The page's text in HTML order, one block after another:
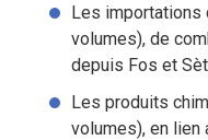
Les importations
volumes), de
depuis Fos et
Les produits
volumes), en lien